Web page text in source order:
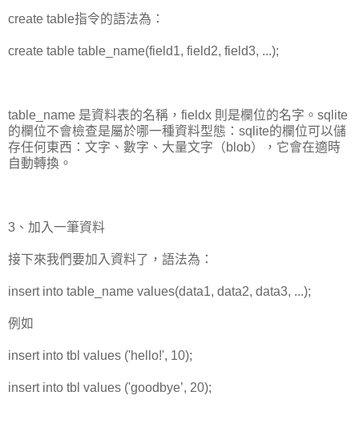
create table指令的語法為：
create table table_name(field1, field2, field3, ...);
table_name 是資料表的名稱，fieldx 則是欄位的名字。sqlite
的欄位不會檢查是屬於哪一種資料型態：sqlite的欄位可以儲
存任何東西：文字、數字、大量文字（blob），它會在適時
自動轉換。
3、加入一筆資料
接下來我們要加入資料了，語法為：
insert into table_name values(data1, data2, data3, ...);
例如
insert into tbl values ('hello!', 10);
insert into tbl values ('goodbye’, 20);